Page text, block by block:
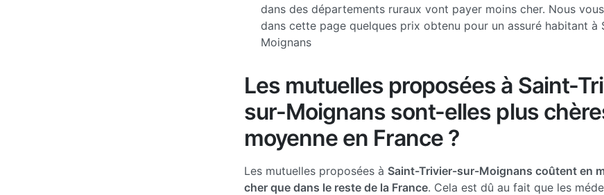
dans des départements ruraux vont payer moins cher. Nous
dans cette page quelques prix obtenu pour un assuré habitant à
Moignans
Les mutuelles proposées à Saint-
sur-Moignans sont-elles plus
moyenne en France ?
Les mutuelles proposées à Saint-Trivier-sur-Moignans coûtent en
cher que dans le reste de la France. Cela est dû au fait que les